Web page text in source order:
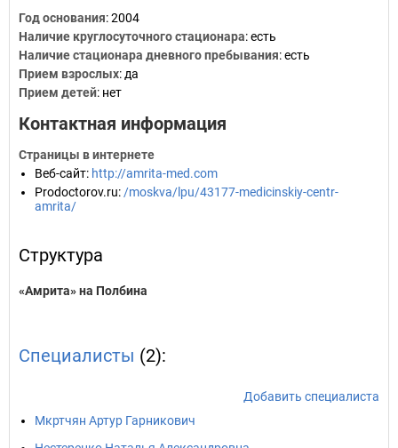
Год основания:2004
Наличие круглосуточного стационара: есть
Наличие стационара дневного пребывания: есть
Прием взрослых: да
Прием детей: нет
Контактная информация
Страницы в интернете
Веб-сайт: http://amrita-med.com
Prodoctorov.ru: /moskva/lpu/43177-medicinskiy-centr-
amrita/
Структура
«Амрита» на Полбина
Специалисты (2):
Добавить специалиста
Мкртчян Артур Гарникович